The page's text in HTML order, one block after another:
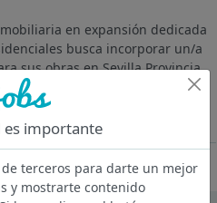
en expansión dedicada
busca incorporar un/a
sus obras en Sevilla Provincia
persona con formación
Oferta desactivada
es importante
terceros para darte un mejor
y mostrarte contenido